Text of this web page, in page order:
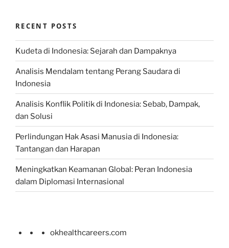
RECENT POSTS
Kudeta di Indonesia: Sejarah dan Dampaknya
Analisis Mendalam tentang Perang Saudara di
Indonesia
Analisis Konflik Politik di Indonesia: Sebab, Dampak,
dan Solusi
Perlindungan Hak Asasi Manusia di Indonesia:
Tantangan dan Harapan
Meningkatkan Keamanan Global: Peran Indonesia
dalam Diplomasi Internasional
okhealthcareers.com